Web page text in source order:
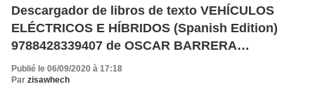
Descargador de libros de texto VEHÍCULOS
ELÉCTRICOS E HÍBRIDOS (Spanish Edition)
9788428339407 de OSCAR BARRERA
DOBLADO
Publié le 06/09/2020 à 17:18
Par zisawhech